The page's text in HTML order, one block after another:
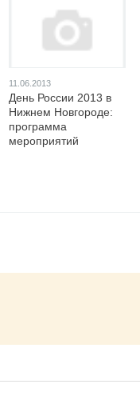
11.06.2013
День России 2013 в
Нижнем Новгороде:
программа
мероприятий